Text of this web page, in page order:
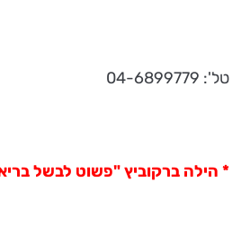
טל': 04-6899779
* הילה ברקוביץ "פשוט לבשל